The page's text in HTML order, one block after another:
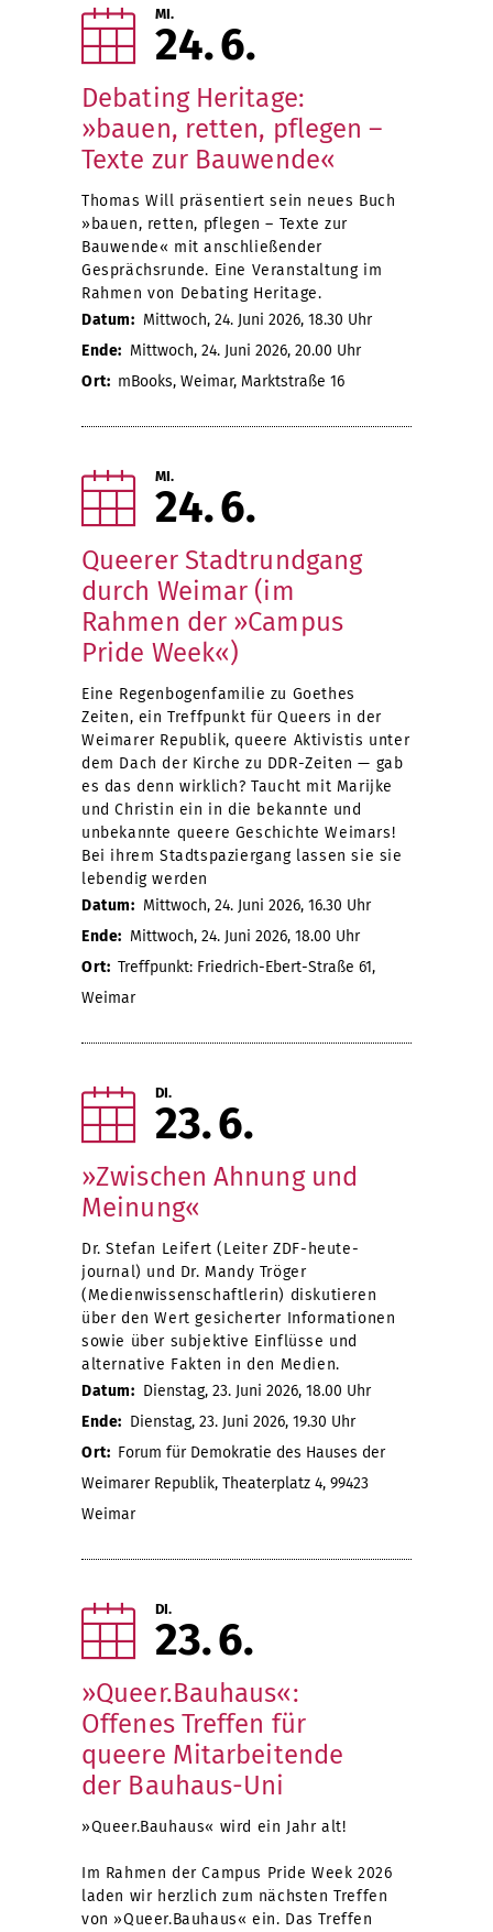
MI.
24 6
Debating Heritage:
»bauen, retten, pflegen –
Texte zur Bauwende«
Thomas Will präsentiert sein neues Buch
»bauen, retten, pflegen – Texte zur
Bauwende« mit anschließender
Gesprächsrunde. Eine Veranstaltung im
Rahmen von Debating Heritage.
Datum: Mittwoch, 24. Juni 2026, 18.30 Uhr
Ende: Mittwoch, 24. Juni 2026, 20.00 Uhr
Ort: mBooks, Weimar, Marktstraße 16
MI.
24 6
Queerer Stadtrundgang
durch Weimar (im
Rahmen der »Campus
Pride Week«)
Eine Regenbogenfamilie zu Goethes
Zeiten, ein Treffpunkt für Queers in der
Weimarer Republik, queere Aktivistis unter
dem Dach der Kirche zu DDR-Zeiten — gab
es das denn wirklich? Taucht mit Marijke
und Christin ein in die bekannte und
unbekannte queere Geschichte Weimars!
Bei ihrem Stadtspaziergang lassen sie sie
lebendig werden
Datum: Mittwoch, 24. Juni 2026, 16.30 Uhr
Ende: Mittwoch, 24. Juni 2026, 18.00 Uhr
Ort: Treffpunkt: Friedrich-Ebert-Straße 61,
Weimar
DI.
23 6
»Zwischen Ahnung und
Meinung«
Dr. Stefan Leifert (Leiter ZDF-heute-
journal) und Dr. Mandy Tröger
(Medienwissenschaftlerin) diskutieren
über den Wert gesicherter Informationen
sowie über subjektive Einflüsse und
alternative Fakten in den Medien.
Datum: Dienstag, 23. Juni 2026, 18.00 Uhr
Ende: Dienstag, 23. Juni 2026, 19.30 Uhr
Ort: Forum für Demokratie des Hauses der
Weimarer Republik, Theaterplatz 4, 99423
Weimar
DI.
23 6
»Queer.Bauhaus«:
Offenes Treffen für
queere Mitarbeitende
der Bauhaus-Uni
»Queer.Bauhaus« wird ein Jahr alt!
Im Rahmen der Campus Pride Week 2026
laden wir herzlich zum nächsten Treffen
von »Queer.Bauhaus« ein. Das Treffen